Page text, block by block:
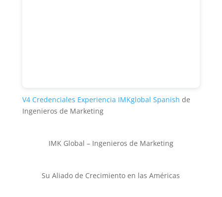
V4 Credenciales Experiencia IMKglobal Spanish de
Ingenieros de Marketing
IMK Global – Ingenieros de Marketing
Su Aliado de Crecimiento en las Américas